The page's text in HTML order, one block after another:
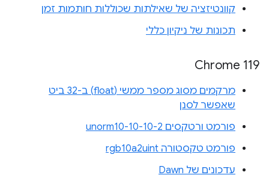
קוונטיזציה של שאילתות שכוללות חותמות זמן
תכונות של ניקיון כללי
Chrome 119
מרקמים מסוג מספר ממשי (float) ב-32 ביט
שאפשר לסנן
פורמט ורטקסים unorm10-10-10-2
פורמט טקסטורה rgb10a2uint
עדכונים של Dawn